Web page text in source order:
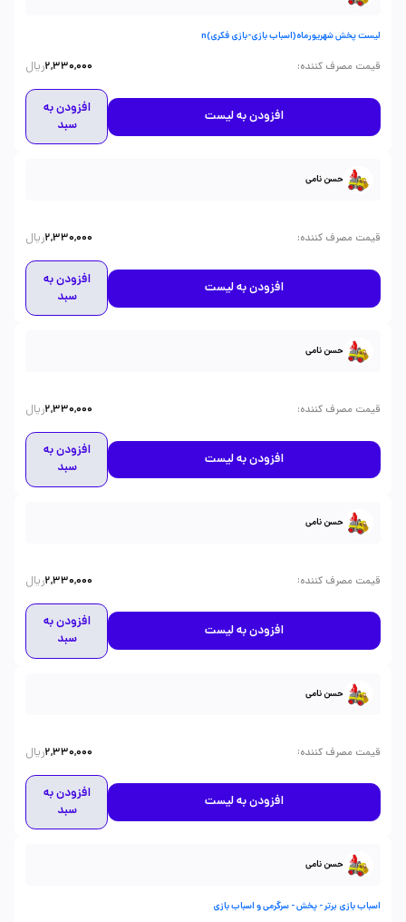
لیست پخش شهریورماه(اسباب بازی-بازی فکری)n
قیمت مصرف کننده:
2,330,000ریال
افزودن به لیست
افزودن به
سبد
حسن نامی
قیمت مصرف کننده:
2,330,000ریال
افزودن به لیست
افزودن به
سبد
حسن نامی
قیمت مصرف کننده:
2,330,000ریال
افزودن به لیست
افزودن به
سبد
حسن نامی
قیمت مصرف کننده:
2,330,000ریال
افزودن به لیست
افزودن به
سبد
حسن نامی
قیمت مصرف کننده:
2,330,000ریال
افزودن به لیست
افزودن به
سبد
حسن نامی
اسباب بازی برتر - پخش - سرگرمی و اسباب بازی